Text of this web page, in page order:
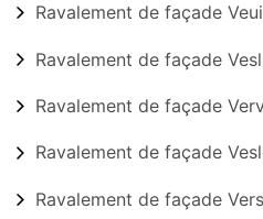
Ravalement de façade
Ravalement de façade
Ravalement de façade
Ravalement de façade
Ravalement de façade